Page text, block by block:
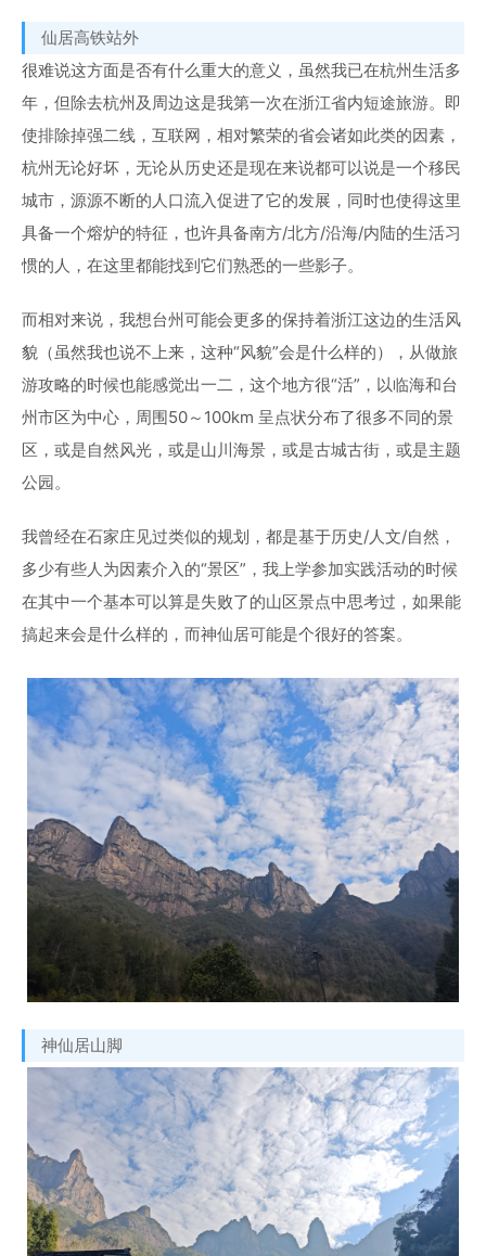
仙居高铁站外
很难说这方面是否有什么重大的意义，虽然我已在杭州生活多
年，但除去杭州及周边这是我第一次在浙江省内短途旅游。即
使排除掉强二线，互联网，相对繁荣的省会诸如此类的因素，
杭州无论好坏，无论从历史还是现在来说都可以说是一个移民
城市，源源不断的人口流入促进了它的发展，同时也使得这里
具备一个熔炉的特征，也许具备南方/北方/沿海/内陆的生活习
惯的人，在这里都能找到它们熟悉的一些影子。
而相对来说，我想台州可能会更多的保持着浙江这边的生活风
貌（虽然我也说不上来，这种“风貌”会是什么样的），从做旅
游攻略的时候也能感觉出一二，这个地方很“活”，以临海和台
州市区为中心，周围50～100km 呈点状分布了很多不同的景
区，或是自然风光，或是山川海景，或是古城古街，或是主题
公园。
我曾经在石家庄见过类似的规划，都是基于历史/人文/自然，
多少有些人为因素介入的“景区”，我上学参加实践活动的时候
在其中一个基本可以算是失败了的山区景点中思考过，如果能
搞起来会是什么样的，而神仙居可能是个很好的答案。
神仙居山脚